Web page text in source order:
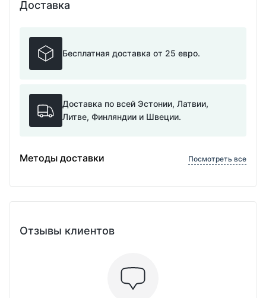
Доставка
Бесплатная доставка от 25 евро.
Доставка по всей Эстонии, Латвии,
Литве, Финляндии и Швеции.
Методы доставки Посмотреть все
Отзывы клиентов